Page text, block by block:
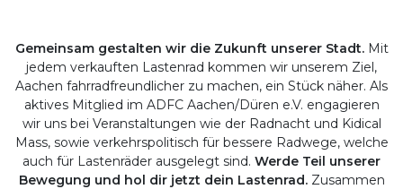
Gemeinsam gestalten wir die Zukunft unserer Stadt.Mit
jedem verkauften Lastenrad kommen wir unserem Ziel,
Aachen fahrradfreundlicher zu machen, ein Stück näher. Als
aktives Mitglied im ADFC Aachen/Düren e.V. engagieren
wir uns bei Veranstaltungen wie der Radnacht und Kidical
Mass, sowie verkehrspolitisch für bessere Radwege, welche
auch für Lastenräder ausgelegt sind. Werde Teil unserer
Bewegung und hol dir jetzt dein Lastenrad.Zusammen